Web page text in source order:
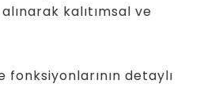
kalıtımsal ve
fonksiyonlarının detaylı